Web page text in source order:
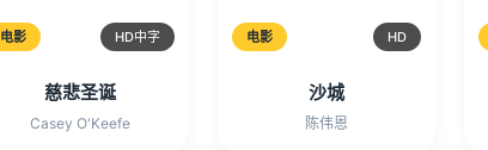
电影 HD中字
慈悲圣诞
Casey O'Keefe
电影 HD
沙城
陈伟恩